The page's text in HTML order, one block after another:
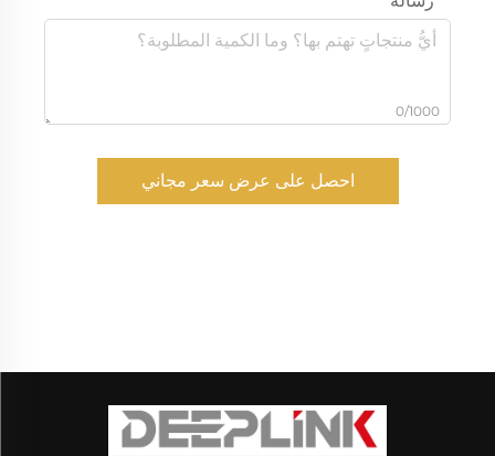
0/1000
احصل على عرض سعر مجاني